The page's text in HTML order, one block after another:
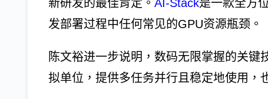
新研发的最佳肯定。 AI-Stack是一款全方
发部署过程中任何常见的GPU资源瓶颈。
陈文裕进一步说明，数码无限掌握的关
拟单位，提供多任务并行且稳定地使用，